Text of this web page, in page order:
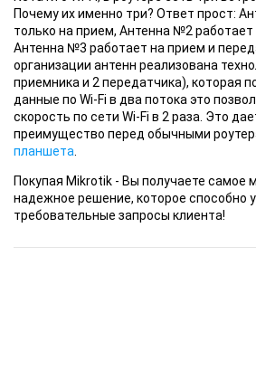
Почему их именно три? Ответ прост:
только на прием, Антенна №2 работает
Антенна №3 работает на прием и
организации антенн реализована
приемника и 2 передатчика), которая
данные по Wi-Fi в два потока это
скорость по сети Wi-Fi в 2 раза. Это
преимущество перед обычными
планшета.
Покупая Mikrotik - Вы получаете самое
надежное решение, которое способно
требовательные запросы клиента!